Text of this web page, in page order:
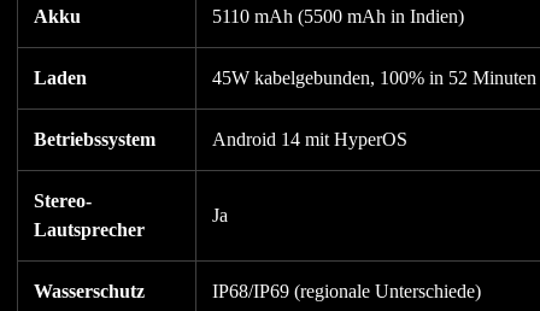
Akku 5110 mAh (5500 mAh in Indien)
Laden 45W kabelgebunden, 100% in 52 Minuten
Betriebssystem Android 14 mit HyperOS
Stereo-
Lautsprecher
Ja
Wasserschutz IP68/IP69 (regionale Unterschiede)